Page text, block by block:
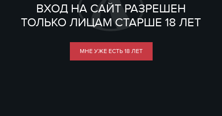
ВХОД НА САЙТ РАЗРЕШЕН
ТОЛЬКО ЛИЦАМ СТАРШЕ 18 ЛЕТ
МНЕ УЖЕ ЕСТЬ 18 ЛЕТ